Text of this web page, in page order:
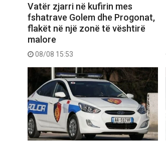
Vatër zjarri në kufirin mes
fshatrave Golem dhe Progonat,
flakët në një zonë të vështirë
malore
08/08 15:53